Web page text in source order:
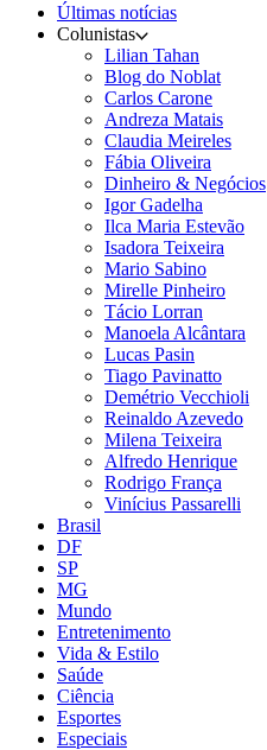
Últimas notícias
Colunistas
Lilian Tahan
Blog do Noblat
Carlos Carone
Andreza Matais
Claudia Meireles
Fábia Oliveira
Dinheiro & Negócios
Igor Gadelha
Ilca Maria Estevão
Isadora Teixeira
Mario Sabino
Mirelle Pinheiro
Tácio Lorran
Manoela Alcântara
Lucas Pasin
Tiago Pavinatto
Demétrio Vecchioli
Reinaldo Azevedo
Milena Teixeira
Alfredo Henrique
Rodrigo França
Vinícius Passarelli
Brasil
DF
SP
MG
Mundo
Entretenimento
Vida & Estilo
Saúde
Ciência
Esportes
Especiais